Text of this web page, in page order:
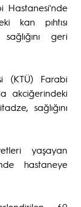
Hastanesi'nde
kan pıhtısı
geri
(KTÜ) Farabi
akciğerindeki
sağlığını
yaşayan
hastaneye